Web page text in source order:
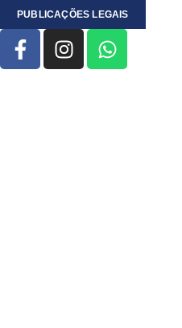
PUBLICAÇÕES LEGAIS